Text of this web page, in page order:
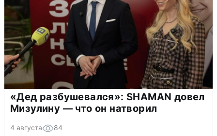
«Дед разбушевался»: SHAMAN довел
Мизулину — что он натворил
4 августа 84